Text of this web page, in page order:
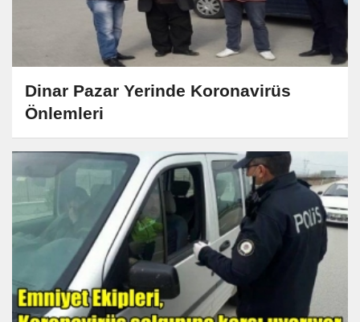
Dinar Pazar Yerinde Koronavirüs
Önlemleri